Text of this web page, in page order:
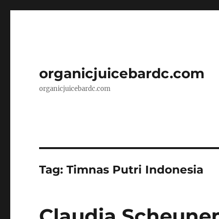
organicjuicebardc.com
organicjuicebardc.com
Tag:Timnas Putri Indonesia